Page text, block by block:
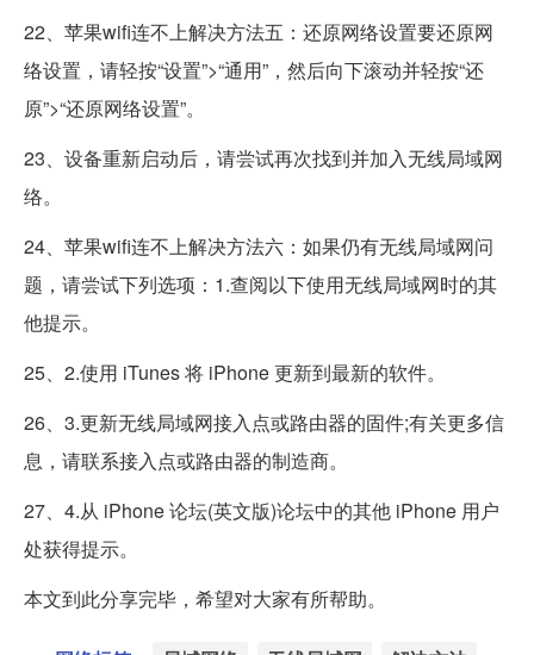
22、苹果wifi连不上解决方法五：还原网络设置要还原网
络设置，请轻按“设置”>“通用”，然后向下滚动并轻按“还
原”>“还原网络设置”。
23、设备重新启动后，请尝试再次找到并加入无线局域网
络。
24、苹果wifi连不上解决方法六：如果仍有无线局域网问
题，请尝试下列选项：1.查阅以下使用无线局域网时的其
他提示。
25、2.使用 iTunes 将 iPhone 更新到最新的软件。
26、3.更新无线局域网接入点或路由器的固件;有关更多信
息，请联系接入点或路由器的制造商。
27、4.从 iPhone 论坛(英文版)论坛中的其他 iPhone 用户
处获得提示。
本文到此分享完毕，希望对大家有所帮助。